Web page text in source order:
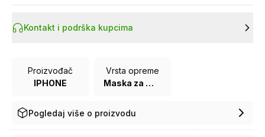
Kontakt i podrška kupcima
Proizvođač
IPHONE
Vrsta opreme
Maska za mobilni telefon
Pogledaj više o proizvodu